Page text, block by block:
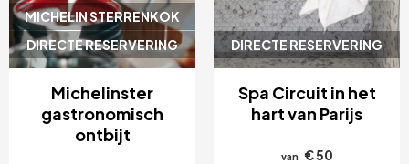
MICHELIN STERRENKOK
DIRECTE RESERVERING
Michelinster
gastronomisch
ontbijt
DIRECTE RESERVERING
Spa Circuit in het
hart van Parijs
van € 50